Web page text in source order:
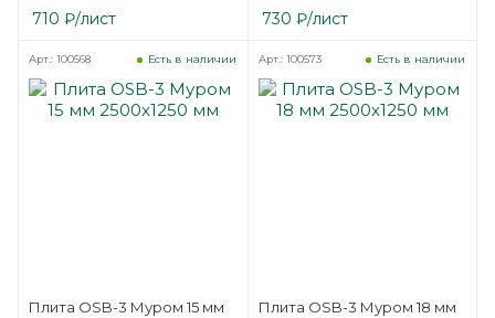
710 ₽/лист 730 ₽/лист
Плита OSB-3 Муром 15 мм
Есть в наличии
Арт.: 100568
Плита OSB-3 Муром 18 мм
Есть в наличии
Арт.: 100573